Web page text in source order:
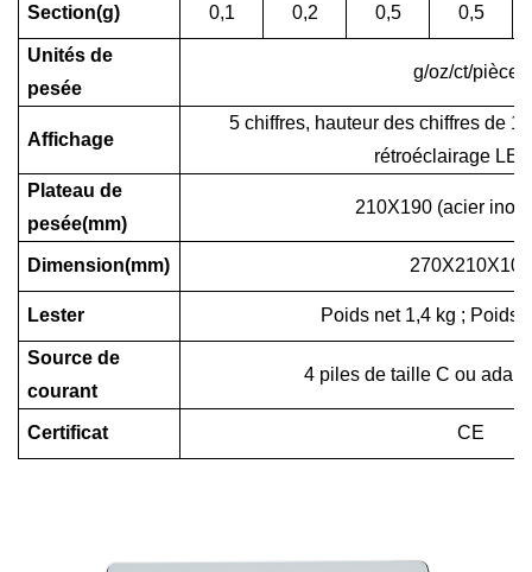
Section(g) 0,1 0,2 0,5 0,5
Unités de
pesée
g/oz/ct/pièces
Affichage
5 chiffres, hauteur des chiffres de
rétroéclairage
Plateau de
pesée(mm)
210X190 (acier
Dimension(mm) 270X210X100
Lester Poids net 1,4 kg ; Poids
Source de
courant
4 piles de taille C ou
Certificat CE